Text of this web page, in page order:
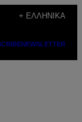
+ ΕΛΛΗΝΙΚΆ
NEWSLETTER